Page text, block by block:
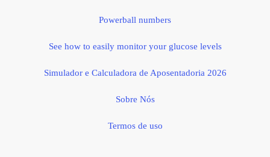
Powerball numbers
See how to easily monitor your glucose levels
Simulador e Calculadora de Aposentadoria 2026
Sobre Nós
Termos de uso